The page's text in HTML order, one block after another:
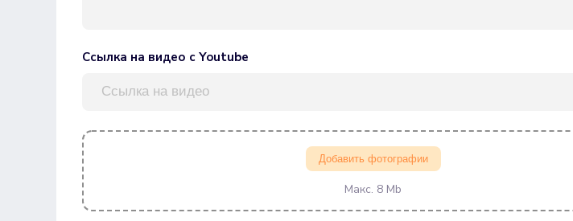
Ссылка на видео с Youtube
Добавить фотографии
Макс. 8 Mb